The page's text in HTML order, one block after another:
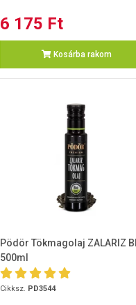
6 175 Ft
Kosárba rakom
Pödör Tökmagolaj ZALARIZ
500ml
Cikksz. PD3544